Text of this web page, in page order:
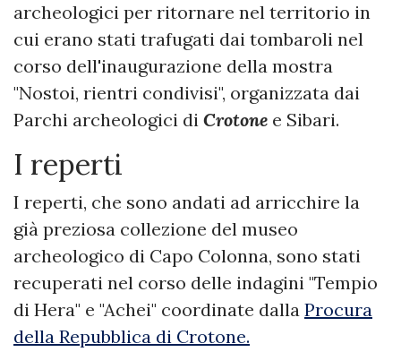
archeologici per ritornare nel territorio in
cui erano stati trafugati dai tombaroli nel
corso dell'inaugurazione della mostra
"Nostoi, rientri condivisi", organizzata dai
Parchi archeologici di Crotone e Sibari.
I reperti
I reperti, che sono andati ad arricchire la
già preziosa collezione del museo
archeologico di Capo Colonna, sono stati
recuperati nel corso delle indagini "Tempio
di Hera" e "Achei" coordinate dalla Procura
della Repubblica di Crotone.